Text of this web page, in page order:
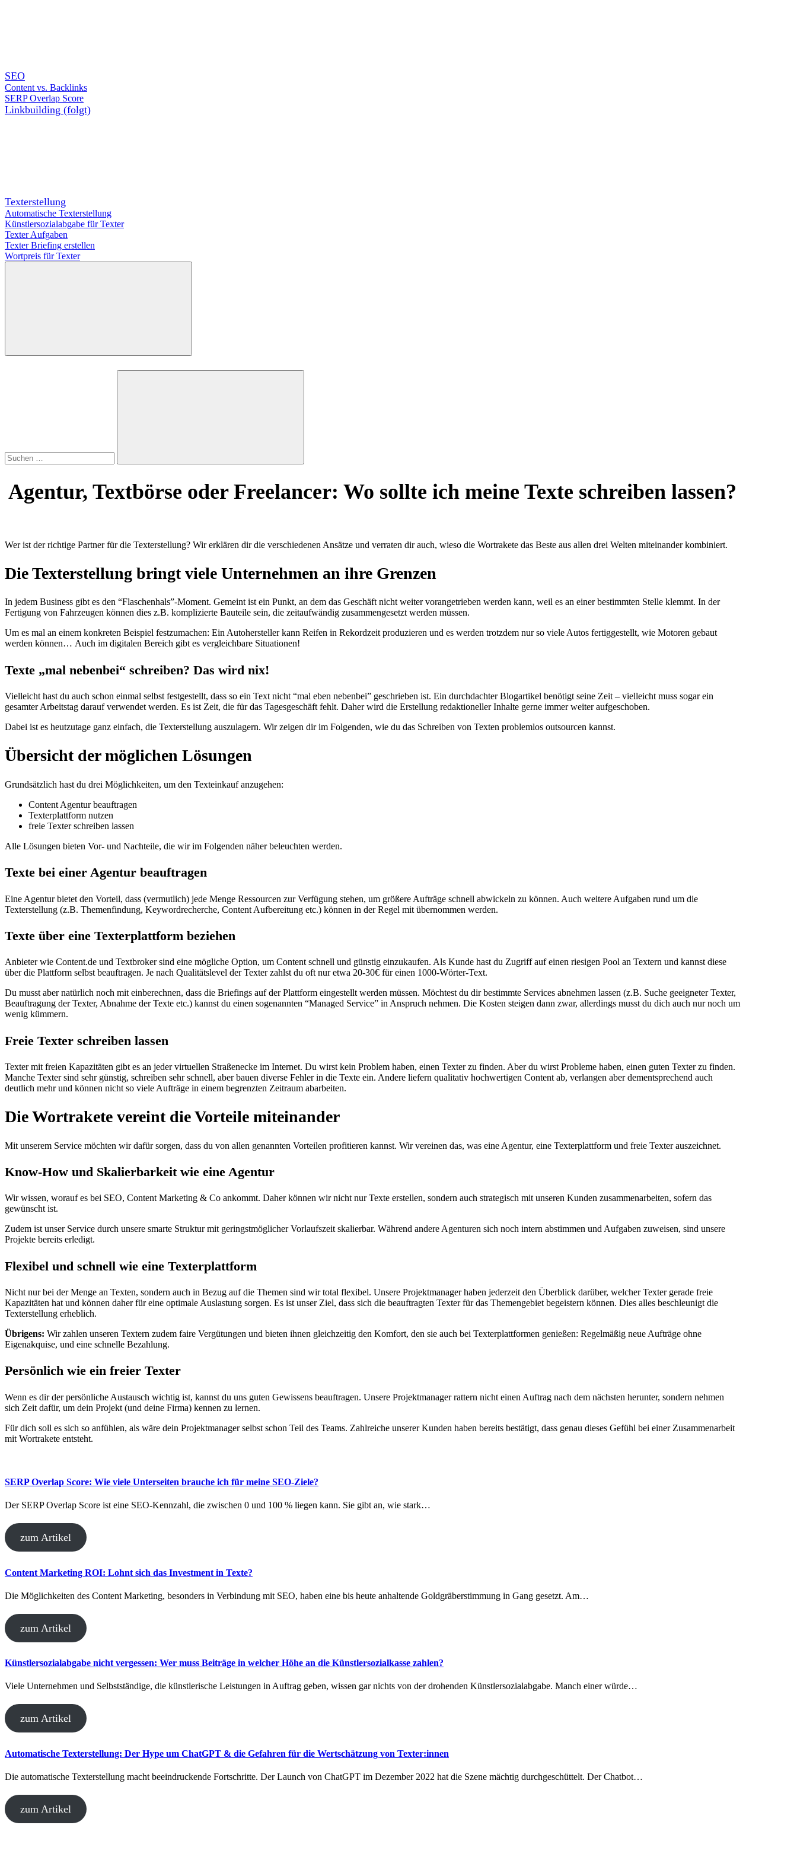
SEO
Content vs. Backlinks
SERP Overlap Score
Linkbuilding (folgt)
Texterstellung
Automatische Texterstellung
Künstlersozialabgabe für Texter
Texter Aufgaben
Texter Briefing erstellen
Wortpreis für Texter
Suchen
Agentur, Textbörse oder Freelancer: Wo sollte ich meine Texte schreiben lassen?
Wer ist der richtige Partner für die Texterstellung? Wir erklären dir die verschiedenen Ansätze und verraten dir auch, wieso die Wortrakete das Beste aus allen drei Welten miteinander kombiniert.
Die Texterstellung bringt viele Unternehmen an ihre Grenzen
In jedem Business gibt es den “Flaschenhals”-Moment. Gemeint ist ein Punkt, an dem das Geschäft nicht weiter vorangetrieben werden kann, weil es an einer bestimmten Stelle klemmt. In der
Fertigung von Fahrzeugen können dies z.B. komplizierte Bauteile sein, die zeitaufwändig zusammengesetzt werden müssen.
Um es mal an einem konkreten Beispiel festzumachen: Ein Autohersteller kann Reifen in Rekordzeit produzieren und es werden trotzdem nur so viele Autos fertiggestellt, wie Motoren gebaut
werden können… Auch im digitalen Bereich gibt es vergleichbare Situationen!
Texte „mal nebenbei“ schreiben? Das wird nix!
Vielleicht hast du auch schon einmal selbst festgestellt, dass so ein Text nicht “mal eben nebenbei” geschrieben ist. Ein durchdachter Blogartikel benötigt seine Zeit – vielleicht muss sogar ein
gesamter Arbeitstag darauf verwendet werden. Es ist Zeit, die für das Tagesgeschäft fehlt. Daher wird die Erstellung redaktioneller Inhalte gerne immer weiter aufgeschoben.
Dabei ist es heutzutage ganz einfach, die Texterstellung auszulagern. Wir zeigen dir im Folgenden, wie du das Schreiben von Texten problemlos outsourcen kannst.
Übersicht der möglichen Lösungen
Grundsätzlich hast du drei Möglichkeiten, um den Texteinkauf anzugehen:
Content Agentur beauftragen
Texterplattform nutzen
freie Texter schreiben lassen
Alle Lösungen bieten Vor- und Nachteile, die wir im Folgenden näher beleuchten werden.
Texte bei einer Agentur beauftragen
Eine Agentur bietet den Vorteil, dass (vermutlich) jede Menge Ressourcen zur Verfügung stehen, um größere Aufträge schnell abwickeln zu können. Auch weitere Aufgaben rund um die
Texterstellung (z.B. Themenfindung, Keywordrecherche, Content Aufbereitung etc.) können in der Regel mit übernommen werden.
Texte über eine Texterplattform beziehen
Anbieter wie Content.de und Textbroker sind eine mögliche Option, um Content schnell und günstig einzukaufen. Als Kunde hast du Zugriff auf einen riesigen Pool an Textern und kannst diese
über die Plattform selbst beauftragen. Je nach Qualitätslevel der Texter zahlst du oft nur etwa 20-30€ für einen 1000-Wörter-Text.
Du musst aber natürlich noch mit einberechnen, dass die Briefings auf der Plattform eingestellt werden müssen. Möchtest du dir bestimmte Services abnehmen lassen (z.B. Suche geeigneter Texter,
Beauftragung der Texter, Abnahme der Texte etc.) kannst du einen sogenannten “Managed Service” in Anspruch nehmen. Die Kosten steigen dann zwar, allerdings musst du dich auch nur noch um
wenig kümmern.
Freie Texter schreiben lassen
Texter mit freien Kapazitäten gibt es an jeder virtuellen Straßenecke im Internet. Du wirst kein Problem haben, einen Texter zu finden. Aber du wirst Probleme haben, einen guten Texter zu finden.
Manche Texter sind sehr günstig, schreiben sehr schnell, aber bauen diverse Fehler in die Texte ein. Andere liefern qualitativ hochwertigen Content ab, verlangen aber dementsprechend auch
deutlich mehr und können nicht so viele Aufträge in einem begrenzten Zeitraum abarbeiten.
Die Wortrakete vereint die Vorteile miteinander
Mit unserem Service möchten wir dafür sorgen, dass du von allen genannten Vorteilen profitieren kannst. Wir vereinen das, was eine Agentur, eine Texterplattform und freie Texter auszeichnet.
Know-How und Skalierbarkeit wie eine Agentur
Wir wissen, worauf es bei SEO, Content Marketing & Co ankommt. Daher können wir nicht nur Texte erstellen, sondern auch strategisch mit unseren Kunden zusammenarbeiten, sofern das
gewünscht ist.
Zudem ist unser Service durch unsere smarte Struktur mit geringstmöglicher Vorlaufszeit skalierbar. Während andere Agenturen sich noch intern abstimmen und Aufgaben zuweisen, sind unsere
Projekte bereits erledigt.
Flexibel und schnell wie eine Texterplattform
Nicht nur bei der Menge an Texten, sondern auch in Bezug auf die Themen sind wir total flexibel. Unsere Projektmanager haben jederzeit den Überblick darüber, welcher Texter gerade freie
Kapazitäten hat und können daher für eine optimale Auslastung sorgen. Es ist unser Ziel, dass sich die beauftragten Texter für das Themengebiet begeistern können. Dies alles beschleunigt die
Texterstellung erheblich.
Übrigens: Wir zahlen unseren Textern zudem faire Vergütungen und bieten ihnen gleichzeitig den Komfort, den sie auch bei Texterplattformen genießen: Regelmäßig neue Aufträge ohne
Eigenakquise, und eine schnelle Bezahlung.
Persönlich wie ein freier Texter
Wenn es dir der persönliche Austausch wichtig ist, kannst du uns guten Gewissens beauftragen. Unsere Projektmanager rattern nicht einen Auftrag nach dem nächsten herunter, sondern nehmen
sich Zeit dafür, um dein Projekt (und deine Firma) kennen zu lernen.
Für dich soll es sich so anfühlen, als wäre dein Projektmanager selbst schon Teil des Teams. Zahlreiche unserer Kunden haben bereits bestätigt, dass genau dieses Gefühl bei einer Zusammenarbeit
mit Wortrakete entsteht.
SERP Overlap Score: Wie viele Unterseiten brauche ich für meine SEO-Ziele?
Der SERP Overlap Score ist eine SEO-Kennzahl, die zwischen 0 und 100 % liegen kann. Sie gibt an, wie stark…
zum Artikel
Content Marketing ROI: Lohnt sich das Investment in Texte?
Die Möglichkeiten des Content Marketing, besonders in Verbindung mit SEO, haben eine bis heute anhaltende Goldgräberstimmung in Gang gesetzt. Am…
zum Artikel
Künstlersozialabgabe nicht vergessen: Wer muss Beiträge in welcher Höhe an die Künstlersozialkasse zahlen?
Viele Unternehmen und Selbstständige, die künstlerische Leistungen in Auftrag geben, wissen gar nichts von der drohenden Künstlersozialabgabe. Manch einer würde…
zum Artikel
Automatische Texterstellung: Der Hype um ChatGPT & die Gefahren für die Wertschätzung von Texter:innen
Die automatische Texterstellung macht beeindruckende Fortschritte. Der Launch von ChatGPT im Dezember 2022 hat die Szene mächtig durchgeschüttelt. Der Chatbot…
zum Artikel